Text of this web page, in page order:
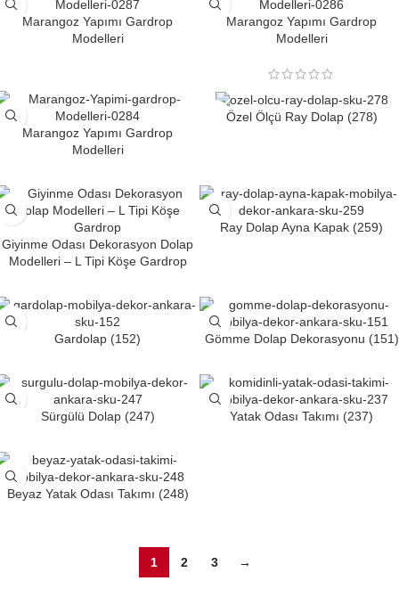
Marangoz Yapımı Gardrop
Modelleri
Marangoz Yapımı Gardrop
Modelleri
Marangoz Yapımı Gardrop
Modelleri
Özel Ölçü Ray Dolap (278)
Giyinme Odası Dekorasyon Dolap
Modelleri – L Tipi Köşe Gardrop
Ray Dolap Ayna Kapak (259)
Gardolap (152) Gömme Dolap Dekorasyonu (151)
Sürgülü Dolap (247) Yatak Odası Takımı (237)
Beyaz Yatak Odası Takımı (248)
1 2 3 →